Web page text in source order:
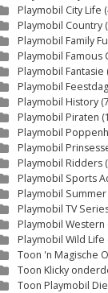
Playmobil City Life
Playmobil Country
Playmobil Family
Playmobil Famous
Playmobil Fantasie
Playmobil
Playmobil History
Playmobil Piraten
Playmobil
Playmobil
Playmobil Ridders
Playmobil Sports
Playmobil Summer
Playmobil TV
Playmobil Western
Playmobil Wild Life
Toon 'n Magische
Toon Klicky
Toon Playmobil